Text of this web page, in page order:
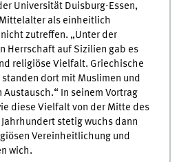
Universität Duisburg-Essen,
als einheitlich
zutreffen. „Unter der
Herrschaft auf Sizilien gab es
religiöse Vielfalt. Griechische
dort mit Muslimen und
In seinem Vortrag
diese Vielfalt von der Mitte des
stetig wuchs dann
Vereinheitlichung und
wich.